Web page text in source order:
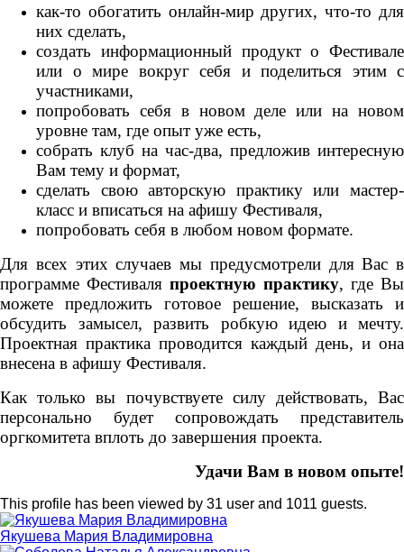
как-то обогатить онлайн-мир других, что-то для
них сделать,
создать информационный продукт о Фестивале
или о мире вокруг себя и поделиться этим с
участниками,
попробовать себя в новом деле или на новом
уровне там, где опыт уже есть,
собрать клуб на час-два, предложив интересную
Вам тему и формат,
сделать свою авторскую практику или мастер-
класс и вписаться на афишу Фестиваля,
попробовать себя в любом новом формате.
Для всех этих случаев мы предусмотрели для Вас в
программе Фестиваля проектную практику, где Вы
можете предложить готовое решение, высказать и
обсудить замысел, развить робкую идею и мечту.
Проектная практика проводится каждый день, и она
внесена в афишу Фестиваля.
Как только вы почувствуете силу действовать, Вас
персонально будет сопровождать представитель
оргкомитета вплоть до завершения проекта.
Удачи Вам в новом опыте!
This profile has been viewed by 31 user and 1011 guests.
Якушева Мария Владимировна